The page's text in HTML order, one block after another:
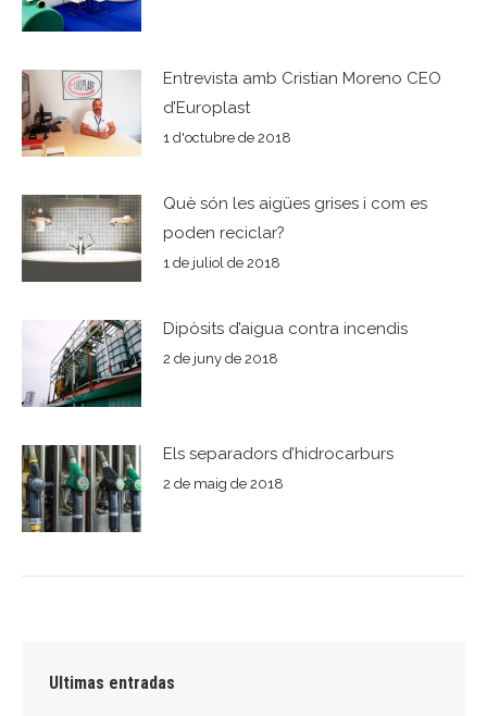
Entrevista amb Cristian Moreno CEO
d’Europlast
1 d'octubre de 2018
Què són les aigües grises i com es
poden reciclar?
1 de juliol de 2018
Dipòsits d’aigua contra incendis
2 de juny de 2018
Els separadors d’hidrocarburs
2 de maig de 2018
Ultimas entradas